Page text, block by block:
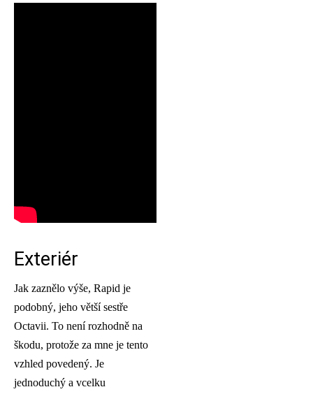
Exteriér
Jak zaznělo výše, Rapid je
podobný, jeho větší sestře
Octavii. To není rozhodně na
škodu, protože za mne je tento
vzhled povedený. Je
jednoduchý a vcelku